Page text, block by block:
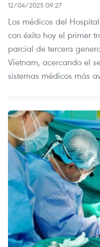
12/04/2025 09:27
Los médicos del
con éxito hoy el primer
parcial de tercera
Vietnam, acercando el
sistemas médicos más